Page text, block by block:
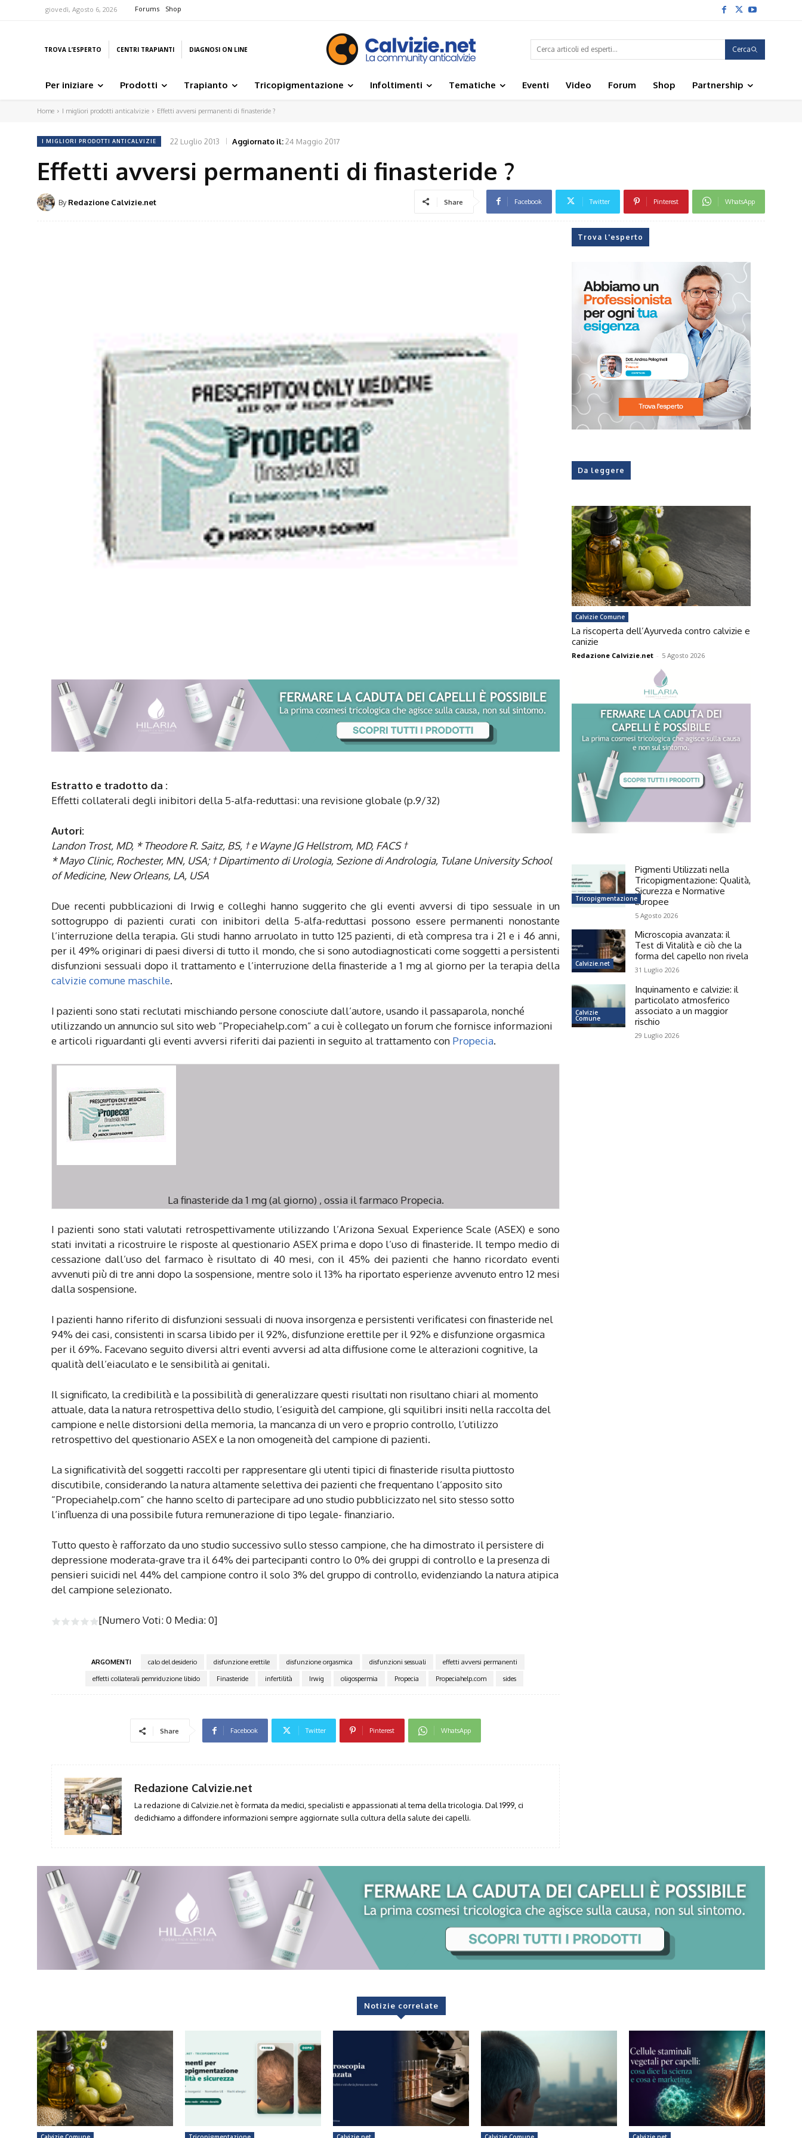
giovedì, Agosto 6, 2026 Forums Shop
TROVA L’ESPERTO CENTRI TRAPIANTI DIAGNOSI ON LINE Cerca
Per iniziare Prodotti Trapianto Tricopigmentazione Infoltimenti Tematiche Eventi Video Forum Shop Partnership
Home I migliori prodotti anticalvizie Effetti avversi permanenti di finasteride ?
I MIGLIORI PRODOTTI ANTICALVIZIE 22 Luglio 2013 Aggiornato il:24 Maggio 2017
Effetti avversi permanenti di finasteride ?
By Redazione Calvizie.net Share Facebook Twitter Pinterest WhatsApp
Estratto e tradotto da :
Effetti collaterali degli inibitori della 5-alfa-reduttasi: una revisione globale (p.9/32)
Autori:
Landon Trost, MD, * Theodore R. Saitz, BS, † e Wayne JG Hellstrom, MD, FACS †
* Mayo Clinic, Rochester, MN, USA; † Dipartimento di Urologia, Sezione di Andrologia, Tulane University School
of Medicine, New Orleans, LA, USA
Due recenti pubblicazioni di Irwig e colleghi hanno suggerito che gli eventi avversi di tipo sessuale in un
sottogruppo di pazienti curati con inibitori della 5-alfa-reduttasi possono essere permanenti nonostante
l’interruzione della terapia. Gli studi hanno arruolato in tutto 125 pazienti, di età compresa tra i 21 e i 46 anni,
per il 49% originari di paesi diversi di tutto il mondo, che si sono autodiagnosticati come soggetti a persistenti
disfunzioni sessuali dopo il trattamento e l’interruzione della finasteride a 1 mg al giorno per la terapia della
calvizie comune maschile.
I pazienti sono stati reclutati mischiando persone conosciute dall’autore, usando il passaparola, nonché
utilizzando un annuncio sul sito web “Propeciahelp.com” a cui è collegato un forum che fornisce informazioni
e articoli riguardanti gli eventi avversi riferiti dai pazienti in seguito al trattamento con Propecia.
La finasteride da 1 mg (al giorno) , ossia il farmaco Propecia.
I pazienti sono stati valutati retrospettivamente utilizzando l’Arizona Sexual Experience Scale (ASEX) e sono
stati invitati a ricostruire le risposte al questionario ASEX prima e dopo l’uso di finasteride. Il tempo medio di
cessazione dall’uso del farmaco è risultato di 40 mesi, con il 45% dei pazienti che hanno ricordato eventi
avvenuti più di tre anni dopo la sospensione, mentre solo il 13% ha riportato esperienze avvenuto entro 12 mesi
dalla sospensione.
I pazienti hanno riferito di disfunzioni sessuali di nuova insorgenza e persistenti verificatesi con finasteride nel
94% dei casi, consistenti in scarsa libido per il 92%, disfunzione erettile per il 92% e disfunzione orgasmica
per il 69%. Facevano seguito diversi altri eventi avversi ad alta diffusione come le alterazioni cognitive, la
qualità dell’eiaculato e le sensibilità ai genitali.
Il significato, la credibilità e la possibilità di generalizzare questi risultati non risultano chiari al momento
attuale, data la natura retrospettiva dello studio, l’esiguità del campione, gli squilibri insiti nella raccolta del
campione e nelle distorsioni della memoria, la mancanza di un vero e proprio controllo, l’utilizzo
retrospettivo del questionario ASEX e la non omogeneità del campione di pazienti.
La significatività del soggetti raccolti per rappresentare gli utenti tipici di finasteride risulta piuttosto
discutibile, considerando la natura altamente selettiva dei pazienti che frequentano l’apposito sito
“Propeciahelp.com” che hanno scelto di partecipare ad uno studio pubblicizzato nel sito stesso sotto
l’influenza di una possibile futura remunerazione di tipo legale- finanziario.
Tutto questo è rafforzato da uno studio successivo sullo stesso campione, che ha dimostrato il persistere di
depressione moderata-grave tra il 64% dei partecipanti contro lo 0% dei gruppi di controllo e la presenza di
pensieri suicidi nel 44% del campione contro il solo 3% del gruppo di controllo, evidenziando la natura atipica
del campione selezionato.
[Numero Voti:0 Media:0]
ARGOMENTI calo del desiderio disfunzione erettile disfunzione orgasmica disfunzioni sessuali
effetti avversi permanenti
effetti collaterali pemriduzione libido
Finasteride infertilità Irwig oligospermia Propecia Propeciahelp.com sides
Share Facebook Twitter Pinterest WhatsApp
Redazione Calvizie.net
La redazione di Calvizie.net è formata da medici, specialisti e appassionati al tema della tricologia. Dal 1999, ci
dedichiamo a diffondere informazioni sempre aggiornate sulla cultura della salute dei capelli.
Trova l'esperto
Da leggere
Calvizie Comune
La riscoperta dell’Ayurveda contro calvizie e
canizie
Redazione Calvizie.net - 5 Agosto 2026
Tricopigmentazione
Pigmenti Utilizzati nella
Tricopigmentazione: Qualità,
Sicurezza e Normative
Europee
5 Agosto 2026
Calvizie.net
Microscopia avanzata: il
Test di Vitalità e ciò che la
forma del capello non rivela
31 Luglio 2026
Calvizie
Comune
Inquinamento e calvizie: il
particolato atmosferico
associato a un maggior
rischio
29 Luglio 2026
Notizie correlate